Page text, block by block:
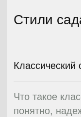
Более подробно Вы
статье об
Французский сад
классика садово-
ландшафтного